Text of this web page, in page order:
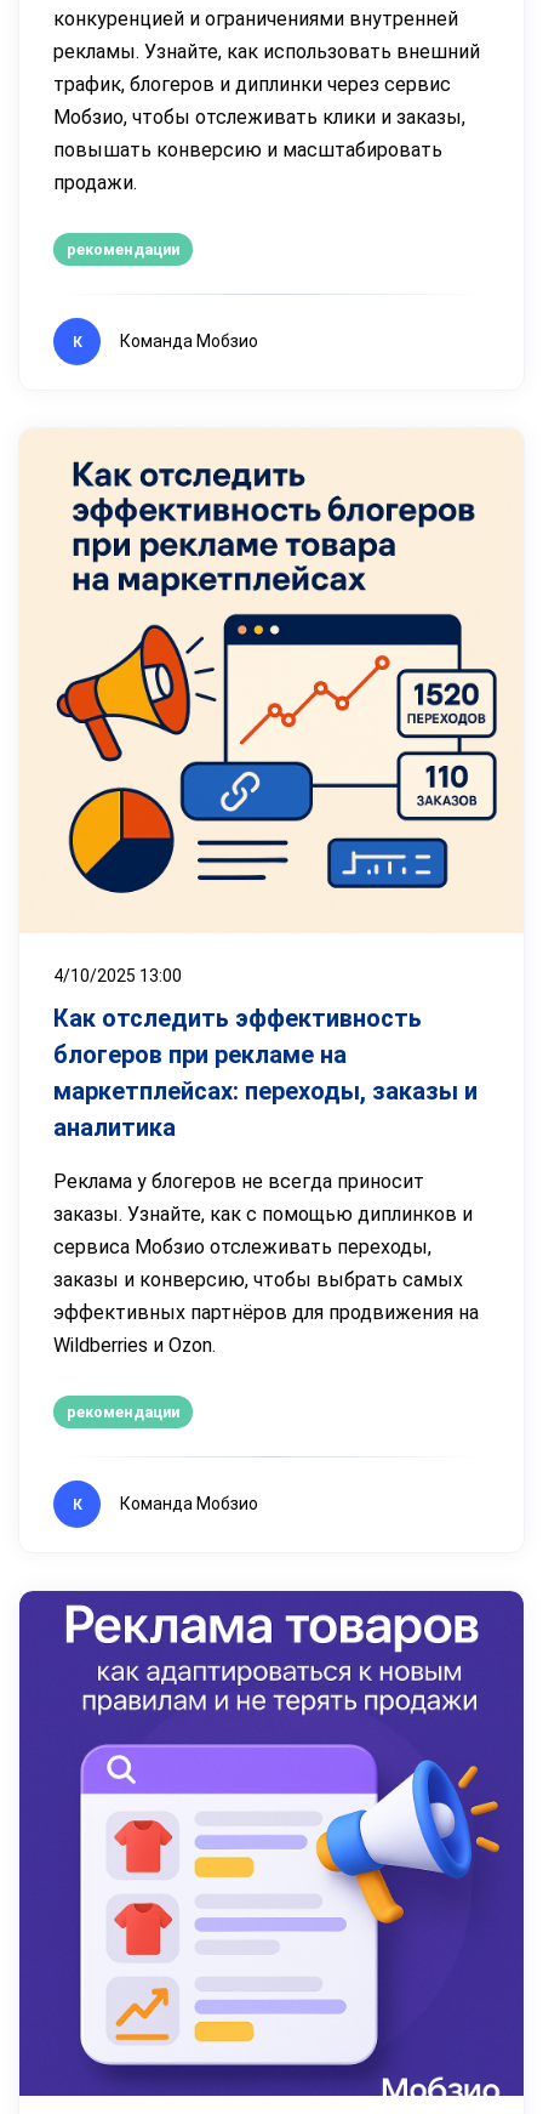
конкуренцией и ограничениями внутренней
рекламы. Узнайте, как использовать внешний
трафик, блогеров и диплинки через сервис
Мобзио, чтобы отслеживать клики и заказы,
повышать конверсию и масштабировать
продажи.
рекомендации
К Команда Мобзио
4/10/2025 13:00
Как отследить эффективность
блогеров при рекламе на
маркетплейсах: переходы, заказы и
аналитика
Реклама у блогеров не всегда приносит
заказы. Узнайте, как с помощью диплинков и
сервиса Мобзио отслеживать переходы,
заказы и конверсию, чтобы выбрать самых
эффективных партнёров для продвижения на
Wildberries и Ozon.
рекомендации
К Команда Мобзио